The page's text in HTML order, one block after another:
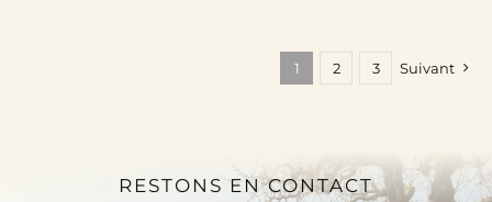
1 2 3 Suivant
RESTONS EN CONTACT